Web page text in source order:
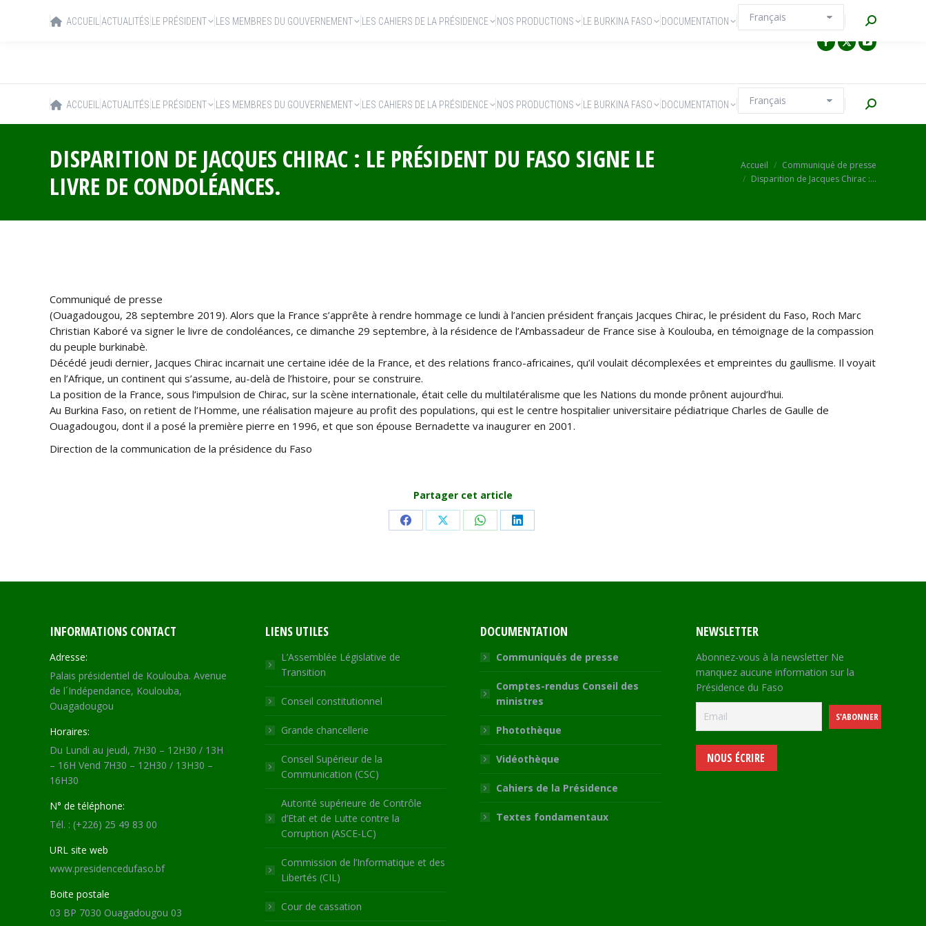
ACCUEIL ACTUALITÉS LE PRÉSIDENT LES MEMBRES DU GOUVERNEMENT LES CAHIERS DE LA PRÉSIDENCE NOS PRODUCTIONS LE BURKINA FASO DOCUMENTATION Recherche
DISPARITION DE JACQUES CHIRAC : LE PRÉSIDENT DU FASO SIGNE LE
LIVRE DE CONDOLÉANCES.
Accueil
Communiqué de presse
Disparition de Jacques Chirac :…
Communiqué de presse
(Ouagadougou, 28 septembre 2019). Alors que la France s’apprête à rendre hommage ce lundi à l’ancien président français Jacques Chirac, le président du Faso, Roch Marc
Christian Kaboré va signer le livre de condoléances, ce dimanche 29 septembre, à la résidence de l’Ambassadeur de France sise à Koulouba, en témoignage de la compassion
du peuple burkinabè.
Décédé jeudi dernier, Jacques Chirac incarnait une certaine idée de la France, et des relations franco-africaines, qu’il voulait décomplexées et empreintes du gaullisme. Il voyait
en l’Afrique, un continent qui s’assume, au-delà de l’histoire, pour se construire.
La position de la France, sous l’impulsion de Chirac, sur la scène internationale, était celle du multilatéralisme que les Nations du monde prônent aujourd’hui.
Au Burkina Faso, on retient de l’Homme, une réalisation majeure au profit des populations, qui est le centre hospitalier universitaire pédiatrique Charles de Gaulle de
Ouagadougou, dont il a posé la première pierre en 1996, et que son épouse Bernadette va inaugurer en 2001.
Direction de la communication de la présidence du Faso
Partager cet article
Share Share Share Share
INFORMATIONS CONTACT
Adresse:
Palais présidentiel de Koulouba. Avenue
de l´Indépendance, Koulouba,
Ouagadougou
Horaires:
Du Lundi au jeudi, 7H30 – 12H30 / 13H
– 16H Vend 7H30 – 12H30 / 13H30 –
16H30
N° de téléphone:
Tél. : (+226) 25 49 83 00
URL site web
www.presidencedufaso.bf
Boite postale
03 BP 7030 Ouagadougou 03
LIENS UTILES
L’Assemblée Législative de
Transition
Conseil constitutionnel
Grande chancellerie
Conseil Supérieur de la
Communication (CSC)
Autorité supérieure de Contrôle
d’Etat et de Lutte contre la
Corruption (ASCE-LC)
Commission de l’Informatique et des
Libertés (CIL)
Cour de cassation
DOCUMENTATION
Communiqués de presse
Comptes-rendus Conseil des
ministres
Photothèque
Vidéothèque
Cahiers de la Présidence
Textes fondamentaux
NEWSLETTER
Abonnez-vous à la newsletter Ne
manquez aucune information sur la
Présidence du Faso
NOUS ÉCRIRE
ACCUEIL ACTUALITÉS LE PRÉSIDENT LES MEMBRES DU GOUVERNEMENT LES CAHIERS DE LA PRÉSIDENCE NOS PRODUCTIONS LE BURKINA FASO DOCUMENTATION Recherche